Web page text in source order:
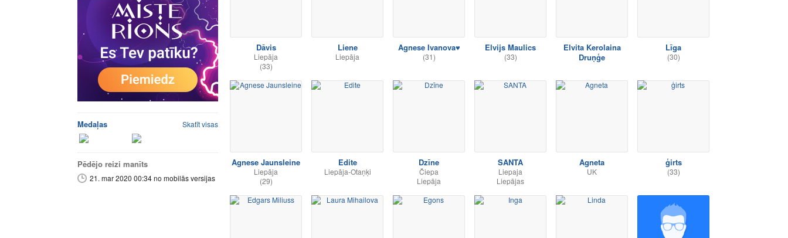
Medaļas Skatīt visas
Pēdējo reizi manīts
21. mar 2020 00:34 no mobilās versijas
Dāvis
Liepāja
(33)
Liene
Liepāja
Agnese Ivanova♥
(31)
Elvijs Maulics
(33)
Elvita Kerolaina
Druņģe
Līga
(30)
Agnese Jaunsleine
Liepāja
(29)
Edite
Liepāja-Otaņķi
Dzīne
Čiepa
Liepāja
SANTA
Liepaja
Liepājas
Agneta
UK
ģirts
(33)